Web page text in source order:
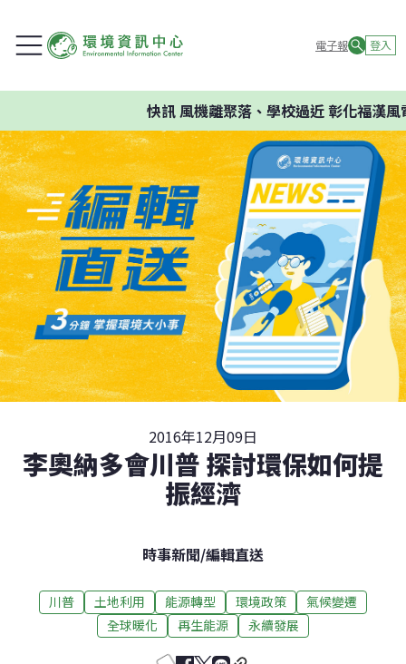
電子報 登入
快訊風機離聚落、學校過近 彰化福漢風
2016年12月09日
李奧納多會川普 探討環保如何提
振經濟
時事新聞/編輯直送
川普 土地利用 能源轉型 環境政策
氣候變遷
全球暖化
再生能源 永續發展